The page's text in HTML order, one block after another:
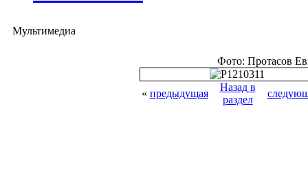
Мультимедиа
Фото: Протасов
« предыдущая
Назад в
раздел